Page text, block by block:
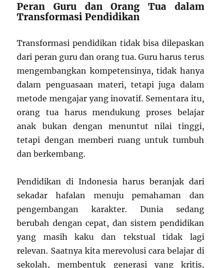
Peran Guru dan Orang Tua dalam
Transformasi Pendidikan
Transformasi pendidikan tidak bisa dilepaskan
dari peran guru dan orang tua. Guru harus terus
mengembangkan kompetensinya, tidak hanya
dalam penguasaan materi, tetapi juga dalam
metode mengajar yang inovatif. Sementara itu,
orang tua harus mendukung proses belajar
anak bukan dengan menuntut nilai tinggi,
tetapi dengan memberi ruang untuk tumbuh
dan berkembang.
Pendidikan di Indonesia harus beranjak dari
sekadar hafalan menuju pemahaman dan
pengembangan karakter. Dunia sedang
berubah dengan cepat, dan sistem pendidikan
yang masih kaku dan tekstual tidak lagi
relevan. Saatnya kita merevolusi cara belajar di
sekolah, membentuk generasi yang kritis,